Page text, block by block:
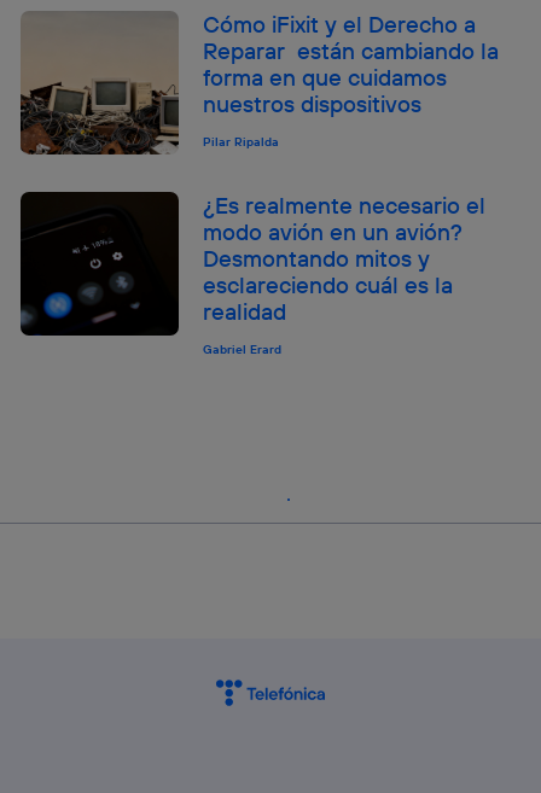
Cómo iFixit y el Derecho a
Reparar están cambiando la
forma en que cuidamos
nuestros dispositivos
Pilar Ripalda
¿Es realmente necesario el
modo avión en un avión?
Desmontando mitos y
esclareciendo cuál es la
realidad
Gabriel Erard